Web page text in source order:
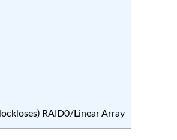
RAID0/Linear Array